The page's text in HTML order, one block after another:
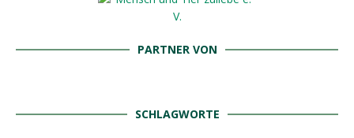
PARTNER VON
SCHLAGWORTE